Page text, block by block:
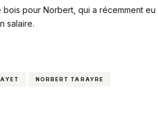
pour Norbert, qui a récemment eu
salaire.
NORBERT TARAYRE